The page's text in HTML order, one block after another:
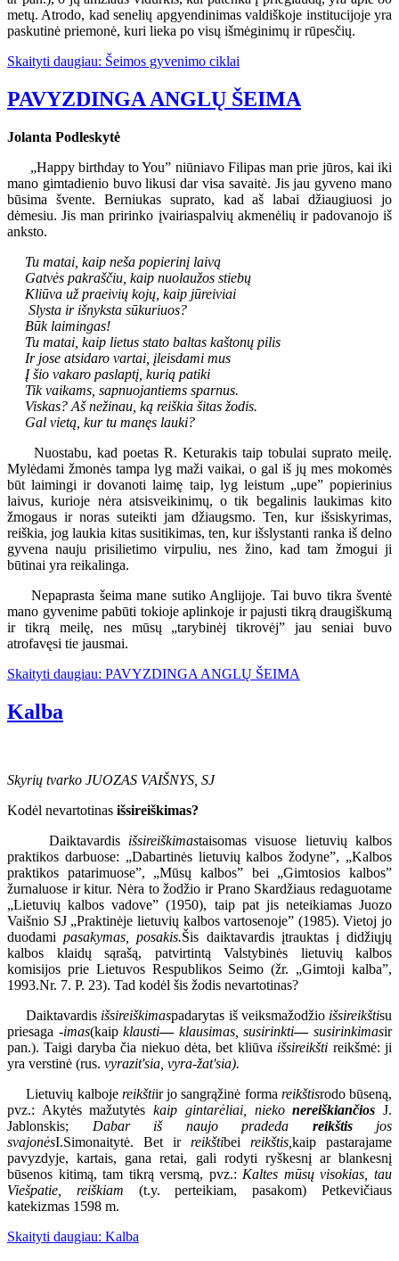
metų. Atrodo, kad senelių apgyendinimas valdiškoje institucijoje yra
paskutinė priemonė, kuri lieka po visų išmėginimų ir rūpesčių.
Skaityti daugiau: Šeimos gyvenimo ciklai
PAVYZDINGA ANGLŲ ŠEIMA
Jolanta Podleskytė
„Happy birthday to You” niūniavo Filipas man prie jūros, kai iki
mano gimtadienio buvo likusi dar visa savaitė. Jis jau gyveno mano
būsima švente. Berniukas suprato, kad aš labai džiaugiuosi jo
dėmesiu. Jis man pririnko įvairiaspalvių akmenėlių ir padovanojo iš
anksto.
Tu matai, kaip neša popierinį laivą
Gatvės pakraščiu, kaip nuolaužos stiebų
Kliūva už praeivių kojų, kaip jūreiviai
Slysta ir išnyksta sūkuriuos?
Būk laimingas!
Tu matai, kaip lietus stato baltas kaštonų pilis
Ir jose atsidaro vartai, įleisdami mus
Į šio vakaro paslaptį, kurią patiki
Tik vaikams, sapnuojantiems sparnus.
Viskas? Aš nežinau, ką reiškia šitas žodis.
Gal vietą, kur tu manęs lauki?
Nuostabu, kad poetas R. Keturakis taip tobulai suprato meilę.
Mylėdami žmonės tampa lyg maži vaikai, o gal iš jų mes mokomės
būt laimingi ir dovanoti laimę taip, lyg leistum „upe” popierinius
laivus, kurioje nėra atsisveikinimų, o tik begalinis laukimas kito
žmogaus ir noras suteikti jam džiaugsmo. Ten, kur išsiskyrimas,
reiškia, jog laukia kitas susitikimas, ten, kur išslystanti ranka iš delno
gyvena nauju prisilietimo virpuliu, nes žino, kad tam žmogui ji
būtinai yra reikalinga.
Nepaprasta šeima mane sutiko Anglijoje. Tai buvo tikra šventė
mano gyvenime pabūti tokioje aplinkoje ir pajusti tikrą draugiškumą
ir tikrą meilę, nes mūsų „tarybinėj tikrovėj” jau seniai buvo
atrofavęsi tie jausmai.
Skaityti daugiau: PAVYZDINGA ANGLŲ ŠEIMA
Kalba
Skyrių tvarko JUOZAS VAIŠNYS, SJ
Kodėl nevartotinas išsireiškimas?
Daiktavardis išsireiškimastaisomas visuose lietuvių kalbos
praktikos darbuose: „Dabartinės lietuvių kalbos žodyne”, „Kalbos
praktikos patarimuose”, „Mūsų kalbos” bei „Gimtosios kalbos”
žurnaluose ir kitur. Nėra to žodžio ir Prano Skardžiaus redaguotame
„Lietuvių kalbos vadove” (1950), taip pat jis neteikiamas Juozo
Vaišnio SJ „Praktinėje lietuvių kalbos vartosenoje” (1985). Vietoj jo
duodamipasakymas, posakis.Šis daiktavardis įtrauktas į didžiųjų
kalbos klaidų sąrašą, patvirtintą Valstybinės lietuvių kalbos
komisijos prie Lietuvos Respublikos Seimo (žr. „Gimtoji kalba”,
1993.Nr. 7. P. 23). Tad kodėl šis žodis nevartotinas?
Daiktavardis išsireiškimaspadarytas iš veiksmažodžio išsireikštisu
priesaga -imas(kaipklausti— klausimas, susirinkti—susirinkimasir
pan.). Taigi daryba čia niekuo dėta, bet kliūva išsireikšti reikšmė: ji
yra verstinė (rus. vyrazit'sia, vyra-žat'sia).
Lietuvių kalboje reikštiir jo sangrąžinė forma reikštisrodo būseną,
pvz.: Akytės mažutytėskaip gintarėliai, niekonereiškiančios J.
Jablonskis; Dabar iš naujo pradeda reikštisjos
svajonėsI.Simonaitytė. Bet ir reikštibei reikštis, kaip pastarajame
pavyzdyje, kartais, gana retai, gali rodyti ryškesnį ar blankesnį
būsenos kitimą, tam tikrą versmą, pvz.: Kaltes mūsų visokias, tau
Viešpatie, reiškiam (t.y. perteikiam, pasakom) Petkevičiaus
katekizmas 1598 m.
Skaityti daugiau: Kalba